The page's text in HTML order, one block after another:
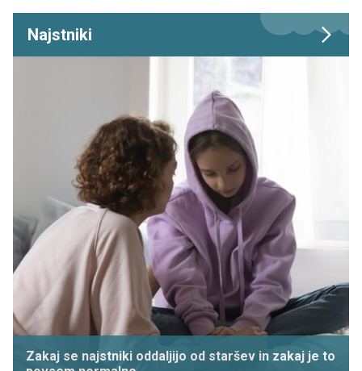
Najstniki
Zakaj se najstniki oddaljijo od staršev in zakaj je to